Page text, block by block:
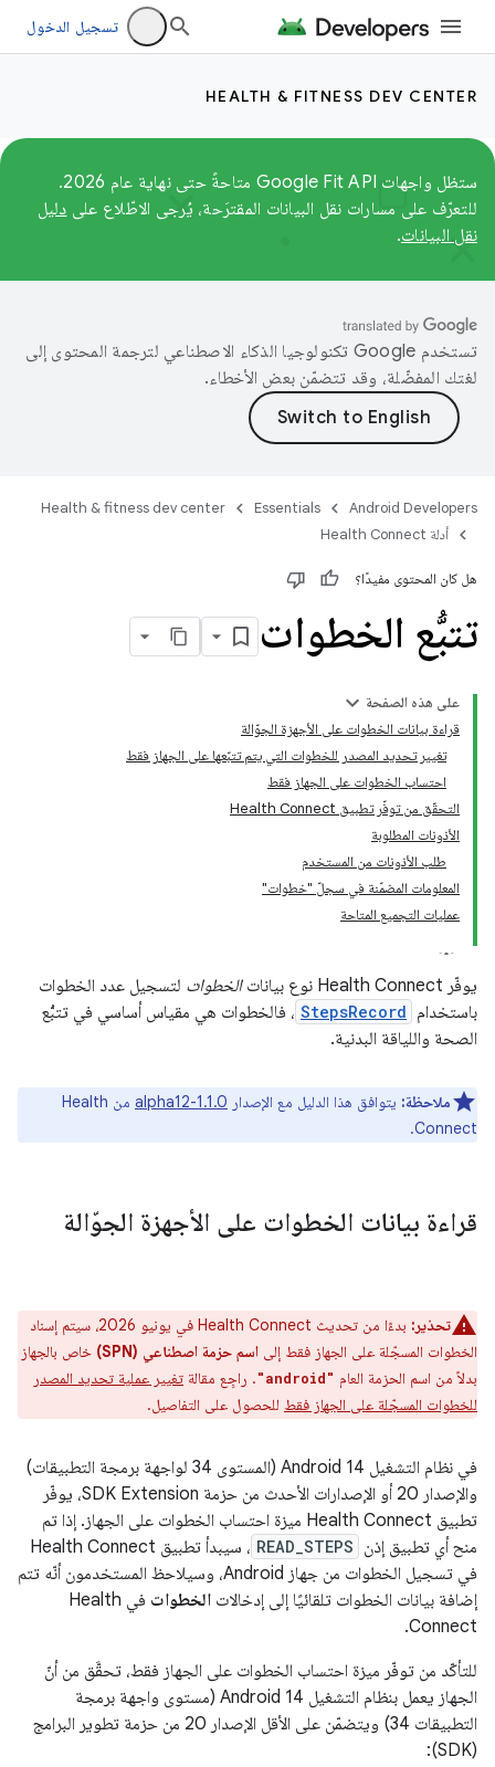
تسجيل الدخول
HEALTH & FITNESS DEV CENTER
ستظل واجهات Google Fit API متاحةً حتى نهاية عام 2026.
للتعرّف على مسارات نقل البيانات المقترَحة، يُرجى الاطّلاع على دليل
نقل البيانات.
تستخدم Google تكنولوجيا الذكاء الاصطناعي لترجمة المحتوى إلى
لغتك المفضّلة، وقد تتضمّن بعض الأخطاء.
Android Developers
Essentials
Health & fitness dev center
أدلة Health Connect
هل كان المحتوى مفيدًا؟
تتبُّع الخطوات
على هذه الصفحة
قراءة بيانات الخطوات على الأجهزة الجوّالة
تغيير تحديد المصدر للخطوات التي يتم تتبّعها على الجهاز فقط
احتساب الخطوات على الجهاز فقط
التحقّق من توفّر تطبيق Health Connect
الأذونات المطلوبة
طلب الأذونات من المستخدم
المعلومات المضمّنة في سجلّ "خطوات"
عمليات التجميع المتاحة
يوفّر Health Connect نوع بيانات الخطوات لتسجيل عدد الخطوات
باستخدام StepsRecord ، فالخطوات هي مقياس أساسي في تتبُّع
الصحة واللياقة البدنية.
ملاحظة: يتوافق هذا الدليل مع الإصدار 1.1.0-alpha12
من Health
Connect.
قراءة بيانات الخطوات على الأجهزة الجوّالة
تحذير:
بدءًا من تحديث Health Connect في يونيو 2026، سيتم إسناد
الخطوات المسجّلة على الجهاز فقط إلى اسم حزمة اصطناعي (SPN)
خاص بالجهاز
بدلاً من اسم الحزمة العام "android". راجِع مقالة تغيير عملية تحديد المصدر
للخطوات المسجّلة على الجهاز فقط للحصول على التفاصيل.
في نظام التشغيل Android 14 (المستوى 34 لواجهة برمجة التطبيقات)
والإصدار 20 أو الإصدارات الأحدث من حزمة SDK Extension، يوفّر
تطبيق Health Connect ميزة احتساب الخطوات على الجهاز. إذا تم
منح أي تطبيق إذن READ_STEPS
، سيبدأ تطبيق Health Connect
في تسجيل الخطوات من جهاز Android، وسيلاحظ المستخدمون أنّه تتم
إضافة بيانات الخطوات تلقائيًا إلى إدخالات الخطوات
في Health
Connect.
للتأكّد من توفّر ميزة احتساب الخطوات على الجهاز فقط، تحقَّق من أنّ
الجهاز يعمل بنظام التشغيل Android 14 (مستوى واجهة برمجة
التطبيقات 34) ويتضمّن على الأقل الإصدار 20 من حزمة تطوير البرامج
(SDK):